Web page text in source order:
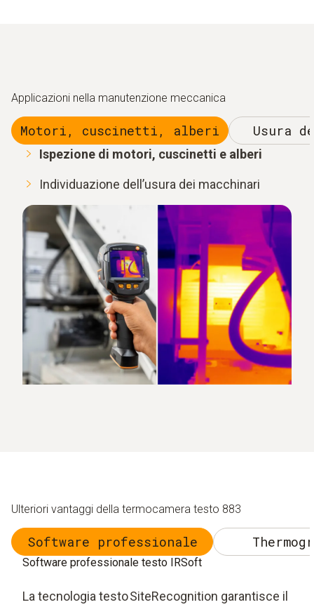
Applicazioni nella manutenzione meccanica
Motori, cuscinetti, alberi Usura
Ispezione di motori, cuscinetti e alberi
Individuazione dell’usura dei macchinari
Ulteriori vantaggi della termocamera testo 883
Software professionale
Software professionale testo IRSoft
La tecnologia testo SiteRecognition garantisce il